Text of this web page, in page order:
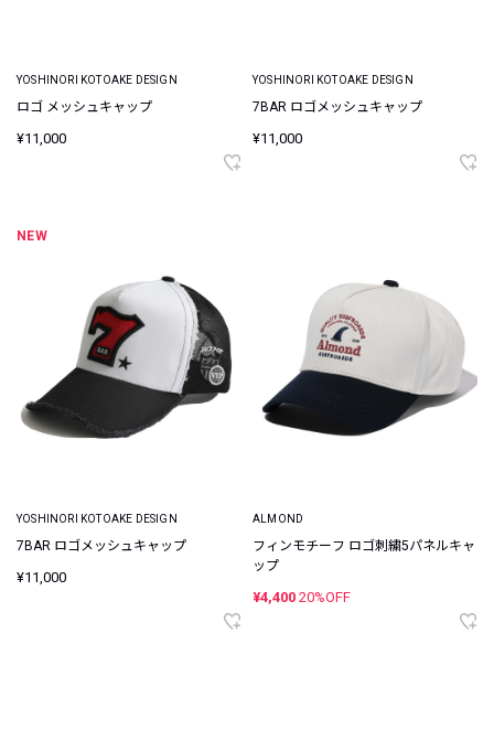
YOSHINORI KOTOAKE DESIGN
ロゴ メッシュキャップ
¥11,000
YOSHINORI KOTOAKE DESIGN
7BAR ロゴメッシュキャップ
¥11,000
NEW
YOSHINORI KOTOAKE DESIGN
7BAR ロゴメッシュキャップ
¥11,000
ALMOND
フィンモチーフ ロゴ刺繍5パネルキャ
ップ
¥4,400 20%OFF